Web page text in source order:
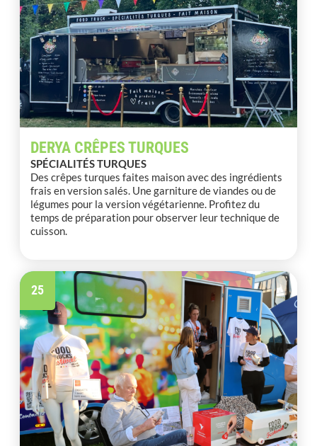
DERYA CRÊPES TURQUES
SPÉCIALITÉS TURQUES
Des crêpes turques faites maison avec des ingrédients
frais en version salés. Une garniture de viandes ou de
légumes pour la version végétarienne. Profitez du
temps de préparation pour observer leur technique de
cuisson.
25